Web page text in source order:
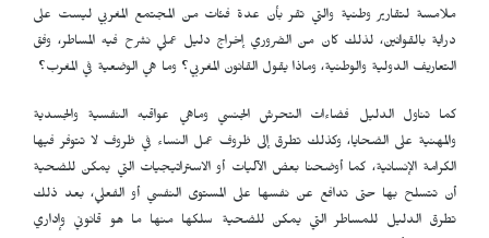
ملامسة لتقارير وطنية والتي تقر بأن عدة فئات من المجتمع المغربي ليست على
دراية بالقوانين، لذلك كان من الضروري إخراج دليل عملي نشرح فيه المساطر، وفق
التعاريف الدولية والوطنية، وماذا يقول القانون المغربي؟ وما هي الوضعية في المغرب؟
كما تناول الدليل فضاءات التحرش الجنسي وماهي عواقبه النفسية والجسدية
والمهنية على الضحايا، وكذلك تطرق إلى ظروف عمل النساء في ظروف لا تتوفر فيها
الكرامة الإنسانية، كما أوضحنا بعض الآليات أو الاستراتيجيات التي يمكن للضحية
أن تتسلح بها حتى تدافع عن نفسها على المستوى النفسي أو الفعلي، بعد ذلك
تطرق الدليل للمساطر التي يمكن للضحية سلكها منها ما هو قانوني وإداري